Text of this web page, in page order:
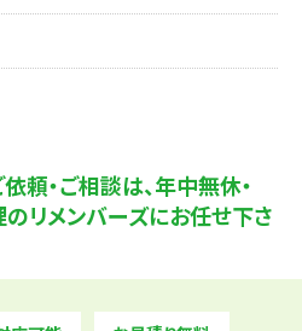
頼・ご相談は、年中無休・
リメンバーズにお任せ下さ